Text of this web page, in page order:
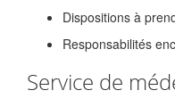
Dispositions à
Responsabilités
Service de